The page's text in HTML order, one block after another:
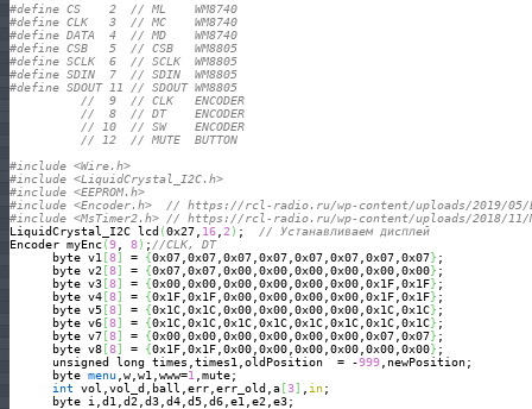
#define CS    2  // ML    WM8740
#define CLK   3  // MC    WM8740
#define DATA  4  // MD    WM8740
#define CSB   5  // CSB   WM8805
#define SCLK  6  // SCLK  WM8805
#define SDIN  7  // SDIN  WM8805
#define SDOUT 11 // SDOUT WM8805
//  9  // CLK   ENCODER
//  8  // DT    ENCODER
// 10  // SW    ENCODER
// 12  // MUTE  BUTTON
#include <Wire.h>
#include <LiquidCrystal_I2C.h>
#include <EEPROM.h>
#include <Encoder.h>  // https://rcl-radio.ru/wp-content/uploads/2019/05/
#include <MsTimer2.h> // https://rcl-radio.ru/wp-content/uploads/2018/11/
LiquidCrystal_I2C lcd (0x27, 16 2 ) ; // Устанавливаем дисплей
Encoder myEnc(9 8) ; //CLK, DT
      byte v1
[8] = {0x07,0x07,0x07,0x07,0x07,0x07,0x07,0x07} ;
      byte v2
[8] = {0x07,0x07,0x00,0x00,0x00,0x00,0x00,0x00} ;
      byte v3
[8] = {0x00,0x00,0x00,0x00,0x00,0x00,0x1F,0x1F} ;
      byte v4
[8] = {0x1F,0x1F,0x00,0x00,0x00,0x00,0x1F,0x1F} ;
      byte v5
[8] = {0x1C,0x1C,0x00,0x00,0x00,0x00,0x1C,0x1C} ;
      byte v6
[8] = {0x1C,0x1C,0x1C,0x1C,0x1C,0x1C,0x1C,0x1C} ;
      byte v7
[8] = {0x00,0x00,0x00,0x00,0x00,0x00,0x07,0x07} ;
      byte v8
[8] = {0x1F,0x1F,0x00,0x00,0x00,0x00,0x00,0x00} ;
      unsigned long times,times1,oldPosition  = -
999 ,newPosition;
      byte
menu ,w,w1,www=1
,mute;
int vol,vol_d,ball,err,err_old,a [3] in;
      byte i,d1,d2,d3,d4,d5,d6,e1,e2,e3;